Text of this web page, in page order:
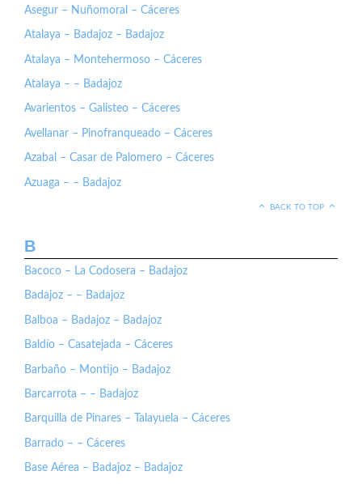
Asegur – Nuñomoral – Cáceres
Atalaya – Badajoz – Badajoz
Atalaya – Montehermoso – Cáceres
Atalaya – – Badajoz
Avarientos – Galisteo – Cáceres
Avellanar – Pinofranqueado – Cáceres
Azabal – Casar de Palomero – Cáceres
Azuaga – – Badajoz
BACK TO TOP
B
Bacoco – La Codosera – Badajoz
Badajoz – – Badajoz
Balboa – Badajoz – Badajoz
Baldío – Casatejada – Cáceres
Barbaño – Montijo – Badajoz
Barcarrota – – Badajoz
Barquilla de Pinares – Talayuela – Cáceres
Barrado – – Cáceres
Base Aérea – Badajoz – Badajoz